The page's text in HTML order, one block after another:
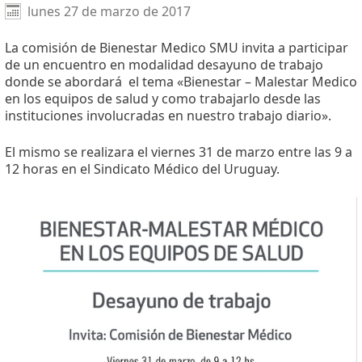
Facebook
X WhatsApp
lunes 27 de marzo de 2017
La comisión de Bienestar Medico SMU invita a participar
de un encuentro en modalidad desayuno de trabajo
donde se abordará el tema «Bienestar – Malestar Medico
en los equipos de salud y como trabajarlo desde las
instituciones involucradas en nuestro trabajo diario».
El mismo se realizara el viernes 31 de marzo entre las 9 a
12 horas en el Sindicato Médico del Uruguay.